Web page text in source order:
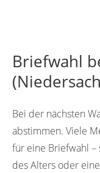
Briefwahl
Bei der nächsten
abstimmen. Viele
für eine Briefwahl –
des Alters oder